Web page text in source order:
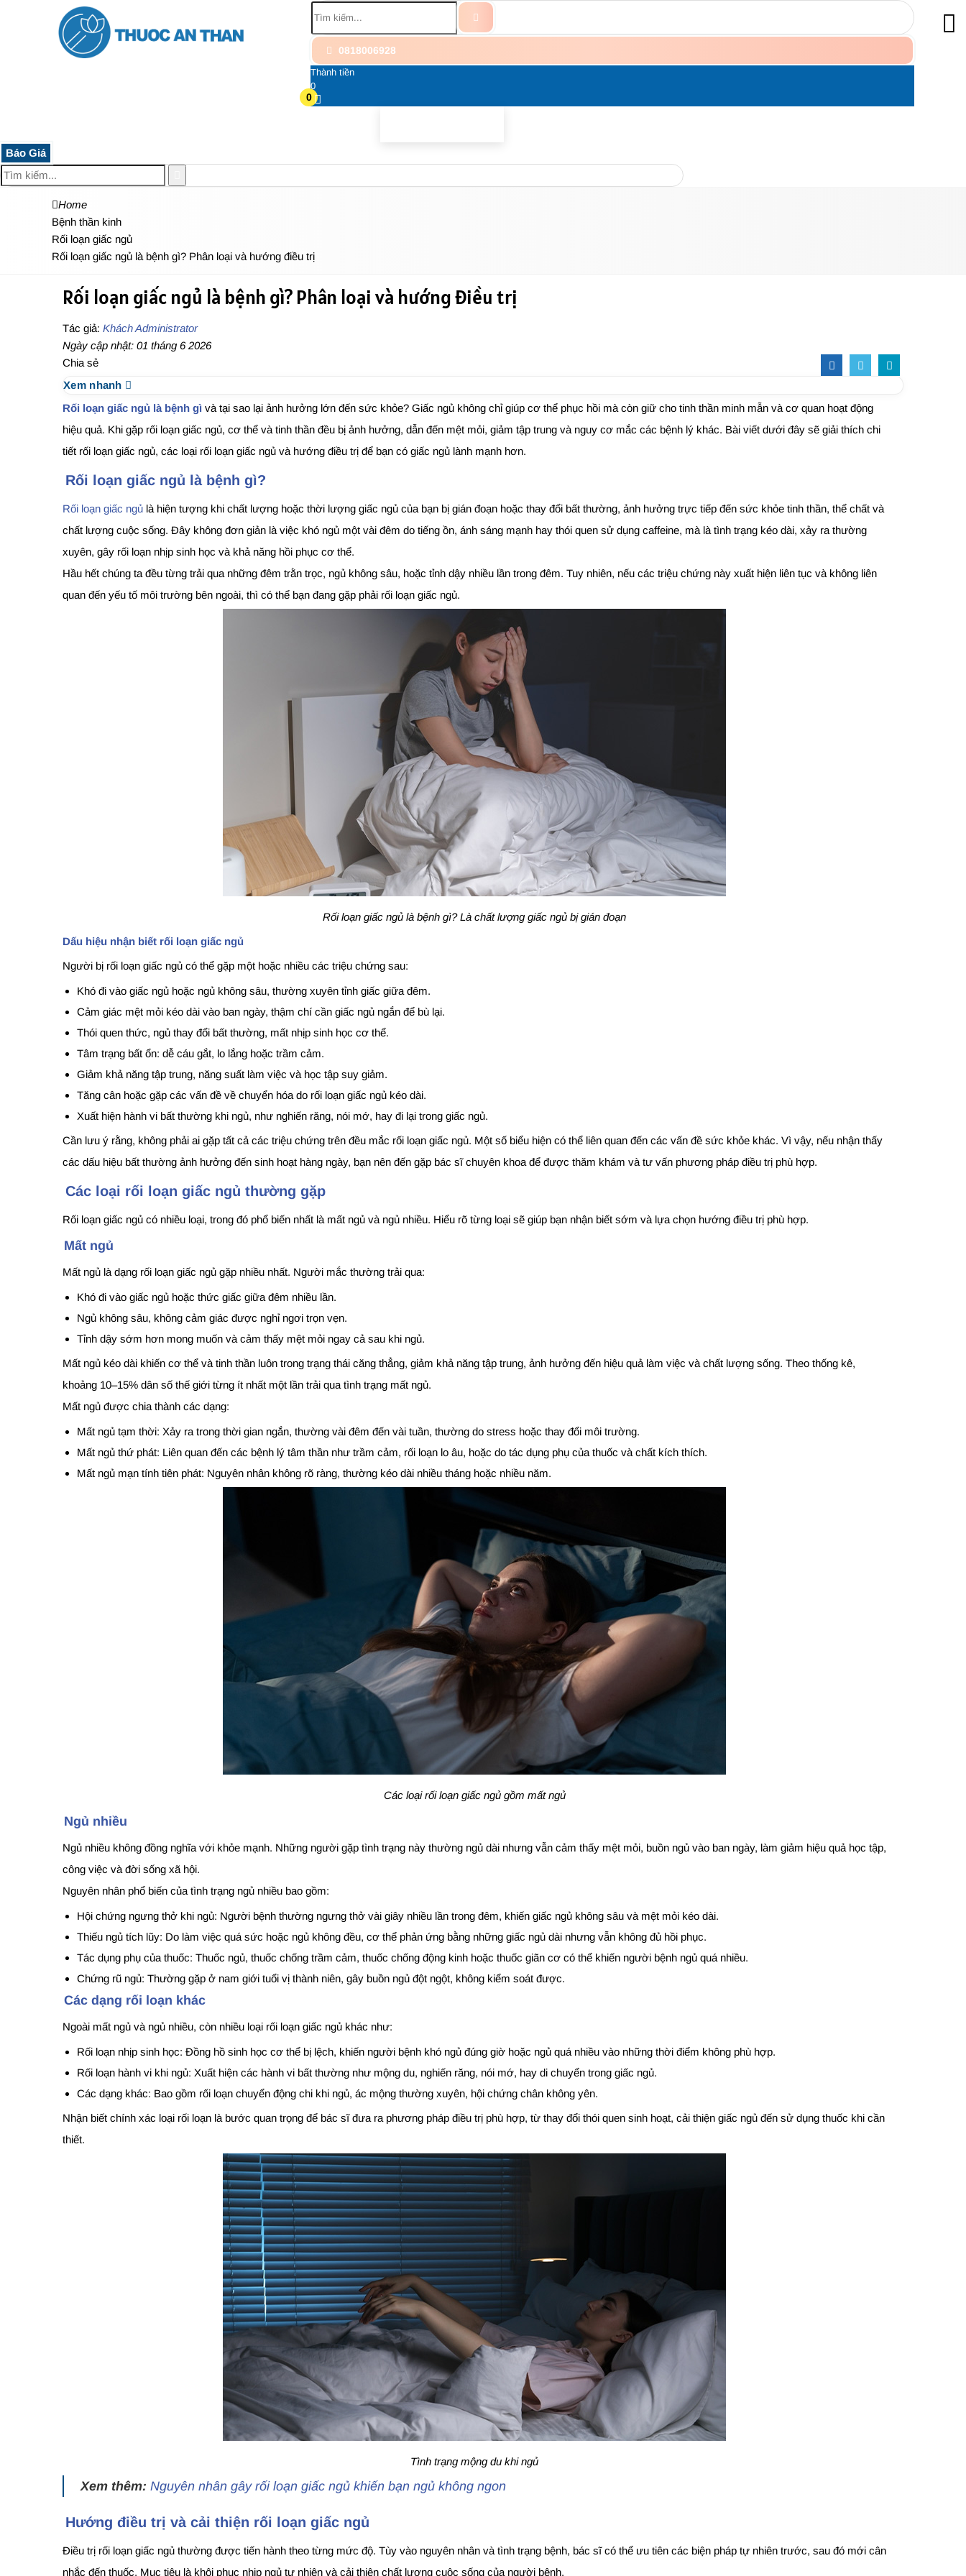
0818006928
Thành tiền
0
0
Báo Giá
Home
Bệnh thần kinh
Rối loạn giấc ngủ
Rối loạn giấc ngủ là bệnh gì? Phân loại và hướng điều trị
Rối loạn giấc ngủ là bệnh gì? Phân loại và hướng điều trị
Tác giả: Khách Administrator
Ngày cập nhật: 01 tháng 6 2026
Chia sẻ
Xem nhanh
Rối loạn giấc ngủ là bệnh gì và tại sao lại ảnh hưởng lớn đến sức khỏe? Giấc ngủ không chỉ giúp cơ thể phục hồi mà còn giữ cho tinh thần minh mẫn và cơ quan hoạt động
hiệu quả. Khi gặp rối loạn giấc ngủ, cơ thể và tinh thần đều bị ảnh hưởng, dẫn đến mệt mỏi, giảm tập trung và nguy cơ mắc các bệnh lý khác. Bài viết dưới đây sẽ giải thích chi
tiết rối loạn giấc ngủ, các loại rối loạn giấc ngủ và hướng điều trị để bạn có giấc ngủ lành mạnh hơn.
Rối loạn giấc ngủ là bệnh gì?
Rối loạn giấc ngủ là hiện tượng khi chất lượng hoặc thời lượng giấc ngủ của bạn bị gián đoạn hoặc thay đổi bất thường, ảnh hưởng trực tiếp đến sức khỏe tinh thần, thể chất và
chất lượng cuộc sống. Đây không đơn giản là việc khó ngủ một vài đêm do tiếng ồn, ánh sáng mạnh hay thói quen sử dụng caffeine, mà là tình trạng kéo dài, xảy ra thường
xuyên, gây rối loạn nhịp sinh học và khả năng hồi phục cơ thể.
Hầu hết chúng ta đều từng trải qua những đêm trằn trọc, ngủ không sâu, hoặc tỉnh dậy nhiều lần trong đêm. Tuy nhiên, nếu các triệu chứng này xuất hiện liên tục và không liên
quan đến yếu tố môi trường bên ngoài, thì có thể bạn đang gặp phải rối loạn giấc ngủ.
Rối loạn giấc ngủ là bệnh gì? Là chất lượng giấc ngủ bị gián đoạn
Dấu hiệu nhận biết rối loạn giấc ngủ
Người bị rối loạn giấc ngủ có thể gặp một hoặc nhiều các triệu chứng sau:
Khó đi vào giấc ngủ hoặc ngủ không sâu, thường xuyên tỉnh giấc giữa đêm.
Cảm giác mệt mỏi kéo dài vào ban ngày, thậm chí cần giấc ngủ ngắn để bù lại.
Thói quen thức, ngủ thay đổi bất thường, mất nhịp sinh học cơ thể.
Tâm trạng bất ổn: dễ cáu gắt, lo lắng hoặc trầm cảm.
Giảm khả năng tập trung, năng suất làm việc và học tập suy giảm.
Tăng cân hoặc gặp các vấn đề về chuyển hóa do rối loạn giấc ngủ kéo dài.
Xuất hiện hành vi bất thường khi ngủ, như nghiến răng, nói mớ, hay đi lại trong giấc ngủ.
Cần lưu ý rằng, không phải ai gặp tất cả các triệu chứng trên đều mắc rối loạn giấc ngủ. Một số biểu hiện có thể liên quan đến các vấn đề sức khỏe khác. Vì vậy, nếu nhận thấy
các dấu hiệu bất thường ảnh hưởng đến sinh hoạt hàng ngày, bạn nên đến gặp bác sĩ chuyên khoa để được thăm khám và tư vấn phương pháp điều trị phù hợp.
Các loại rối loạn giấc ngủ thường gặp
Rối loạn giấc ngủ có nhiều loại, trong đó phổ biến nhất là mất ngủ và ngủ nhiều. Hiểu rõ từng loại sẽ giúp bạn nhận biết sớm và lựa chọn hướng điều trị phù hợp.
Mất ngủ
Mất ngủ là dạng rối loạn giấc ngủ gặp nhiều nhất. Người mắc thường trải qua:
Khó đi vào giấc ngủ hoặc thức giấc giữa đêm nhiều lần.
Ngủ không sâu, không cảm giác được nghỉ ngơi trọn vẹn.
Tỉnh dậy sớm hơn mong muốn và cảm thấy mệt mỏi ngay cả sau khi ngủ.
Mất ngủ kéo dài khiến cơ thể và tinh thần luôn trong trạng thái căng thẳng, giảm khả năng tập trung, ảnh hưởng đến hiệu quả làm việc và chất lượng sống. Theo thống kê,
khoảng 10–15% dân số thế giới từng ít nhất một lần trải qua tình trạng mất ngủ.
Mất ngủ được chia thành các dạng:
Mất ngủ tạm thời: Xảy ra trong thời gian ngắn, thường vài đêm đến vài tuần, thường do stress hoặc thay đổi môi trường.
Mất ngủ thứ phát: Liên quan đến các bệnh lý tâm thần như trầm cảm, rối loạn lo âu, hoặc do tác dụng phụ của thuốc và chất kích thích.
Mất ngủ mạn tính tiên phát: Nguyên nhân không rõ ràng, thường kéo dài nhiều tháng hoặc nhiều năm.
Các loại rối loạn giấc ngủ gồm mất ngủ
Ngủ nhiều
Ngủ nhiều không đồng nghĩa với khỏe mạnh. Những người gặp tình trạng này thường ngủ dài nhưng vẫn cảm thấy mệt mỏi, buồn ngủ vào ban ngày, làm giảm hiệu quả học tập,
công việc và đời sống xã hội.
Nguyên nhân phổ biến của tình trạng ngủ nhiều bao gồm:
Hội chứng ngưng thở khi ngủ: Người bệnh thường ngưng thở vài giây nhiều lần trong đêm, khiến giấc ngủ không sâu và mệt mỏi kéo dài.
Thiếu ngủ tích lũy: Do làm việc quá sức hoặc ngủ không đều, cơ thể phản ứng bằng những giấc ngủ dài nhưng vẫn không đủ hồi phục.
Tác dụng phụ của thuốc: Thuốc ngủ, thuốc chống trầm cảm, thuốc chống động kinh hoặc thuốc giãn cơ có thể khiến người bệnh ngủ quá nhiều.
Chứng rũ ngủ: Thường gặp ở nam giới tuổi vị thành niên, gây buồn ngủ đột ngột, không kiểm soát được.
Các dạng rối loạn khác
Ngoài mất ngủ và ngủ nhiều, còn nhiều loại rối loạn giấc ngủ khác như:
Rối loạn nhịp sinh học: Đồng hồ sinh học cơ thể bị lệch, khiến người bệnh khó ngủ đúng giờ hoặc ngủ quá nhiều vào những thời điểm không phù hợp.
Rối loạn hành vi khi ngủ: Xuất hiện các hành vi bất thường như mộng du, nghiến răng, nói mớ, hay di chuyển trong giấc ngủ.
Các dạng khác: Bao gồm rối loạn chuyển động chi khi ngủ, ác mộng thường xuyên, hội chứng chân không yên.
Nhận biết chính xác loại rối loạn là bước quan trọng để bác sĩ đưa ra phương pháp điều trị phù hợp, từ thay đổi thói quen sinh hoạt, cải thiện giấc ngủ đến sử dụng thuốc khi cần
thiết.
Tình trạng mộng du khi ngủ
Xem thêm: Nguyên nhân gây rối loạn giấc ngủ khiến bạn ngủ không ngon
Hướng điều trị và cải thiện rối loạn giấc ngủ
Điều trị rối loạn giấc ngủ thường được tiến hành theo từng mức độ. Tùy vào nguyên nhân và tình trạng bệnh, bác sĩ có thể ưu tiên các biện pháp tự nhiên trước, sau đó mới cân
nhắc đến thuốc. Mục tiêu là khôi phục nhịp ngủ tự nhiên và cải thiện chất lượng cuộc sống của người bệnh.